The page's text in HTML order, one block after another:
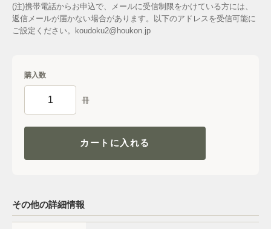
(注)携帯電話からお申込で、メールに受信制限をかけている方には、
返信メールが届かない場合があります。以下のアドレスを受信可能に
ご設定ください。koudoku2@houkon.jp
購入数
冊
カートに入れる
その他の詳細情報